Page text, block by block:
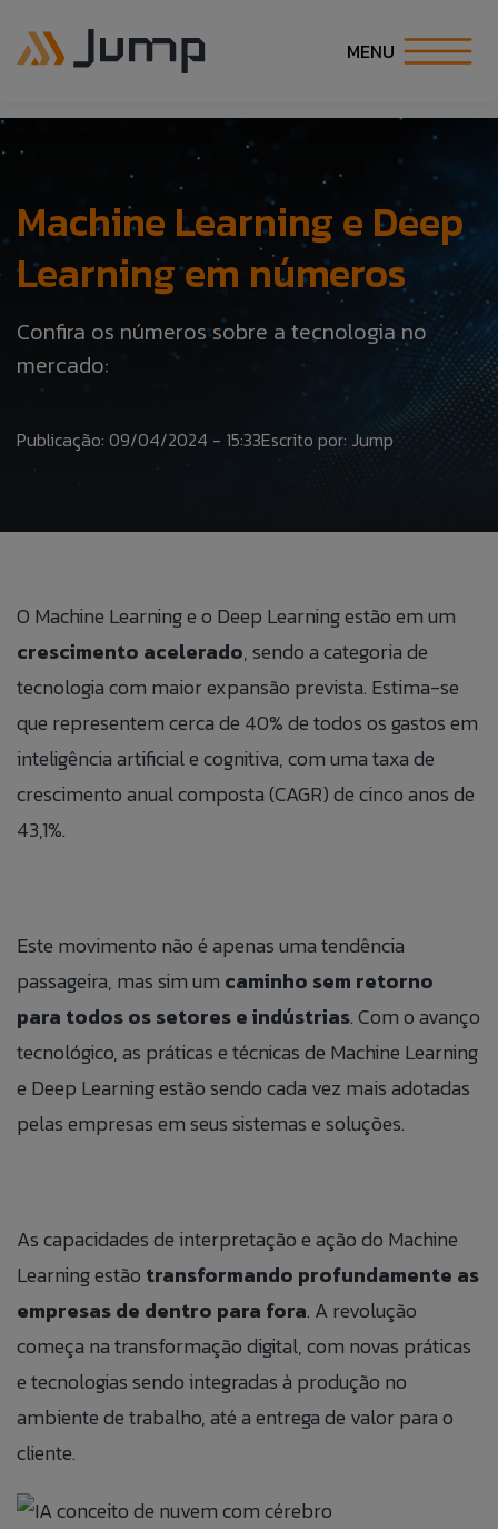
MENU
SOLUÇÕES
ESPECIALIDADES
CARREIRA
FALE CONOSO
CANAL DE ÉTICA
PT
IT
Machine Learning e Deep
Learning em números
Confira os números sobre a tecnologia no
mercado:
Publicação: 09/04/2024 - 15:33Escrito por: Jump
O Machine Learning e o Deep Learning estão em um
crescimento acelerado, sendo a categoria de
tecnologia com maior expansão prevista. Estima-se
que representem cerca de 40% de todos os gastos em
inteligência artificial e cognitiva, com uma taxa de
crescimento anual composta (CAGR) de cinco anos de
43,1%.
Este movimento não é apenas uma tendência
passageira, mas sim um caminho sem retorno
para todos os setores e indústrias. Com o avanço
tecnológico, as práticas e técnicas de Machine Learning
e Deep Learning estão sendo cada vez mais adotadas
pelas empresas em seus sistemas e soluções.
As capacidades de interpretação e ação do Machine
Learning estão transformando profundamente as
empresas de dentro para fora. A revolução
começa na transformação digital, com novas práticas
e tecnologias sendo integradas à produção no
ambiente de trabalho, até a entrega de valor para o
cliente.